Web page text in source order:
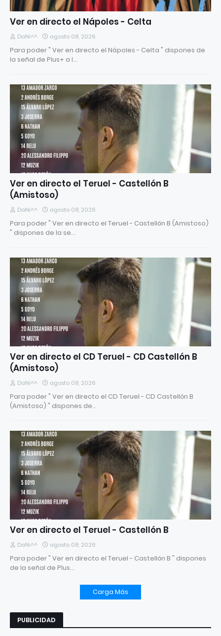
Ver en directo el Nápoles - Celta
DaNi^^ agosto 08, 2026
Para poder " Ver en directo el Nápoles - Celta " dispones de
la señal de Plus+ a l…
Ver en directo el Teruel - Castellón B
(Amistoso)
DaNi^^ agosto 08, 2026
Para poder " Ver en directo el Teruel - Castellón B (Amistoso)
" dispones de la se…
Ver en directo el CD Teruel - CD Castellón B
(Amistoso)
DaNi^^ agosto 08, 2026
Para poder " Ver en directo el CD Teruel - CD Castellón B
(Amistoso) " dispones de…
Ver en directo el Teruel - Castellón B
DaNi^^ agosto 08, 2026
Para poder " Ver en directo el Teruel - Castellón B " dispones
de la señal de Plus…
Carga Más
PUBLICIDAD